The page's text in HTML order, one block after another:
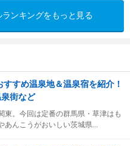
ンキングをもっと見る
すすめ温泉地＆温泉宿を紹介！
街など
東。今回は定番の群馬県・草津はも
あんこうがおいしい茨城県...